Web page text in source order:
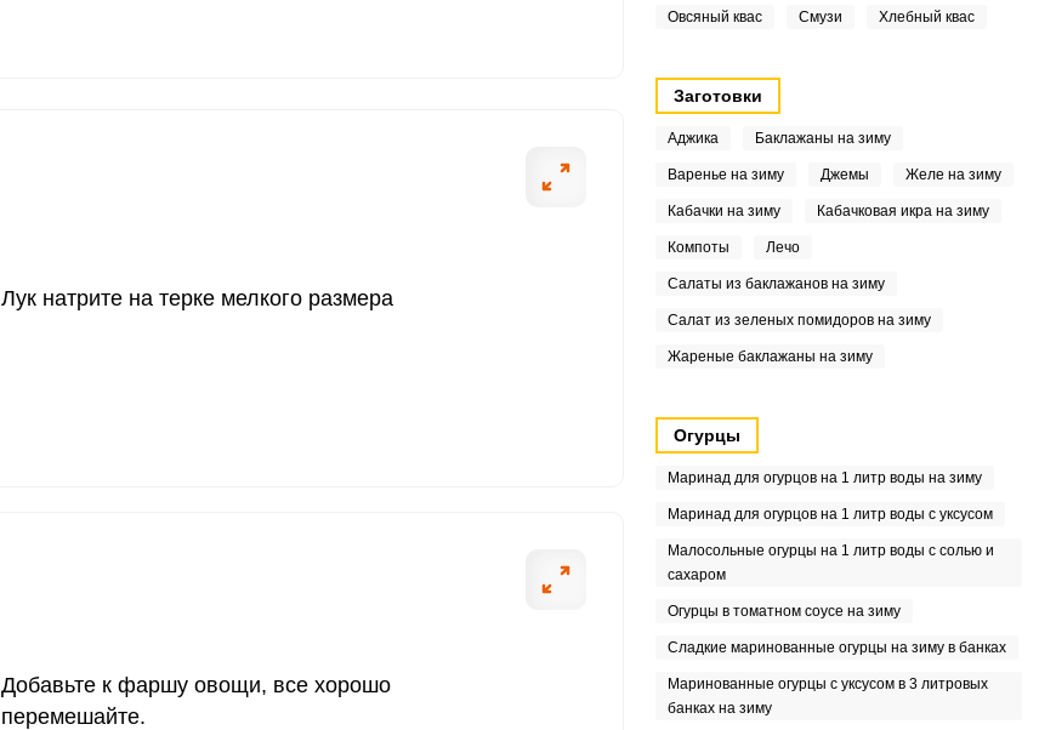
50 мкг 1.2
Лук натрите на терке мелкого размера
Добавьте к фаршу овощи, все хорошо
перемешайте.
Овсяный квас Смузи Хлебный квас
Заготовки
Аджика Баклажаны на зиму
Варенье на зиму Джемы Желе на зиму
Кабачки на зиму Кабачковая икра на зиму
Компоты Лечо
Салаты из баклажанов на зиму
Салат из зеленых помидоров на зиму
Жареные баклажаны на зиму
Огурцы
Маринад для огурцов на 1 литр воды на зиму
Маринад для огурцов на 1 литр воды с уксусом
Малосольные огурцы на 1 литр воды с солью и
сахаром
Огурцы в томатном соусе на зиму
Сладкие маринованные огурцы на зиму в банках
Маринованные огурцы с уксусом в 3 литровых
банках на зиму